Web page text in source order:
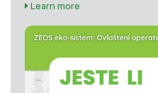
Learn more